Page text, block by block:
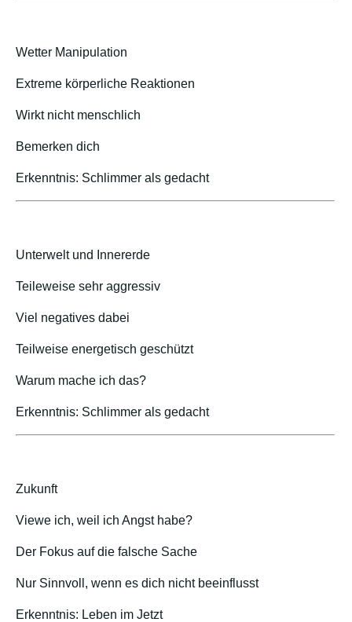
Wetter Manipulation
Extreme körperliche Reaktionen
Wirkt nicht menschlich
Bemerken dich
Erkenntnis: Schlimmer als gedacht
Unterwelt und Innererde
Teileweise sehr aggressiv
Viel negatives dabei
Teilweise energetisch geschützt
Warum mache ich das?
Erkenntnis: Schlimmer als gedacht
Zukunft
Viewe ich, weil ich Angst habe?
Der Fokus auf die falsche Sache
Nur Sinnvoll, wenn es dich nicht beeinflusst
Erkenntnis: Leben im Jetzt